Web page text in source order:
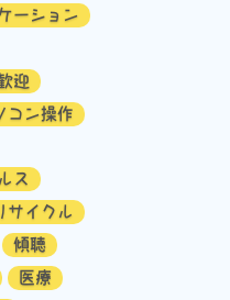
ーション
迎
コン操作
ス
サイクル
傾聴
医療